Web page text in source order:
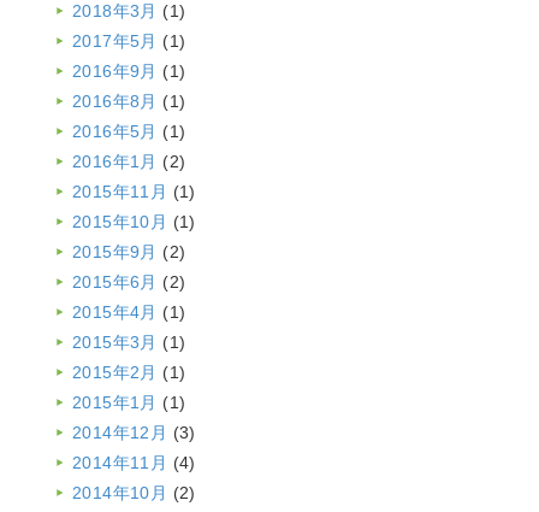
2018年3月 (1)
2017年5月 (1)
2016年9月 (1)
2016年8月 (1)
2016年5月 (1)
2016年1月 (2)
2015年11月 (1)
2015年10月 (1)
2015年9月 (2)
2015年6月 (2)
2015年4月 (1)
2015年3月 (1)
2015年2月 (1)
2015年1月 (1)
2014年12月 (3)
2014年11月 (4)
2014年10月 (2)